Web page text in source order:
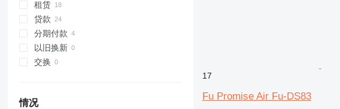
租赁
贷款
分期付款
以旧换新
交换
情况
17
Fu Promise Air Fu-DS83